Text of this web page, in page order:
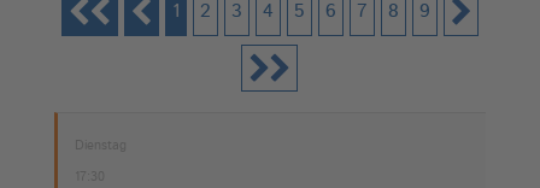
1 2 3 4 5 6 7 8 9
Dienstag